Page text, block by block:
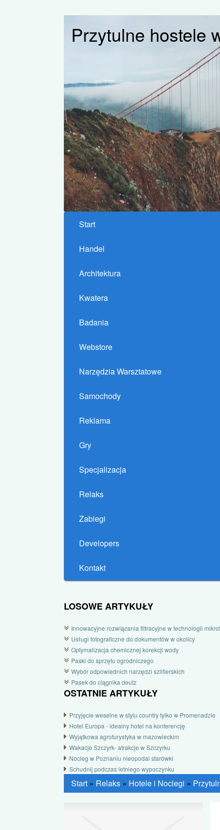
Przytulne hostele
Start
Handel
Architektura
Kwatera
Badania
Webstore
Narzędzia Warsztatowe
Samochody
Reklama
Gry
Specjalizacja
Relaks
Zabiegi
Developers
Kontakt
LOSOWE ARTYKUŁY
Innowacyjne rozwiązania filtracyjne w technologii
Usługi fotograficzne do dokumentów w okolicy
Optymalizacja chemicznej korekcji wody
Paski do sprzętu ogrodniczego
Wybór odpowiednich narzędzi szlifierskich
Pasek do ciągnika deutz
OSTATNIE ARTYKUŁY
Przyjęcie weselne w stylu country tylko w Promenadzie
Hotel Europa - idealny hotel na konferencję
Wyjątkowa agroturystyka w mazowieckim
Wakacje Szczyrk- atrakcje w Szczyrku
Nocleg w Poznaniu nieopodal starówki
Schudnij podczas letniego wypoczynku
Start » Relaks » Hotele i Noclegi »